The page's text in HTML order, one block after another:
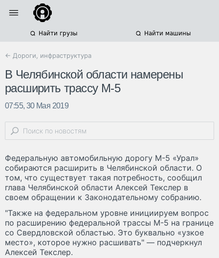
Найти грузы Найти машины
← Дороги, инфраструктура
В Челябинской области намерены
расширить трассу М-5
07:55, 30 Мая 2019
Федеральную автомобильную дорогу М-5 «Урал»
собираются расширить в Челябинской области. О
том, что существует такая потребность, сообщил
глава Челябинской области Алексей Текслер в
своем обращении к Законодательному собранию.
"Также на федеральном уровне инициируем вопрос
по расширению федеральной трассы М-5 на границе
со Свердловской областью. Это буквально «узкое
место», которое нужно расшивать" — подчеркнул
Алексей Текслер.